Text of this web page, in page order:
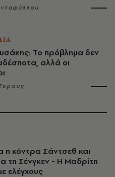
Το πρόβλημα δεν
αλλά οι
η κόντρα Σάντσεθ και
τη Σένγκεν - Η Μαδρίτη
ελέγχους